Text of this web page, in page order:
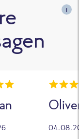
i